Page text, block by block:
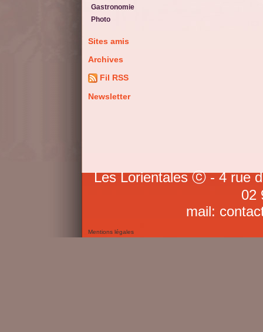
Gastronomie
Photo
Sites amis
Archives
Fil RSS
Newsletter
Les Lorientales ⓒ - 4 rue
02
mail:
Mentions légales